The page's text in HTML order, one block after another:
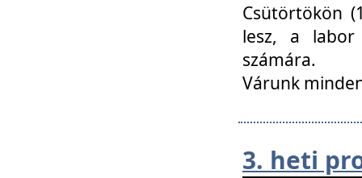
Csütörtökön
lesz, a labor
számára.
Várunk
3. heti